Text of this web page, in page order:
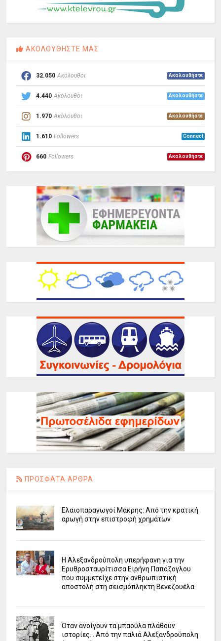
ΑΚΟΛΟΥΘΗΣΤΕ ΜΑΣ
32.050 Ακόλουθοι Ακολουθήστε
4.440 Ακόλουθοι Ακολουθήστε
1.970 Ακόλουθοι Ακολουθήστε
1.610 Followers Connect
660 Followers Ακολουθήστε
ΠΡΟΣΦΑΤΑ ΑΡΘΡΑ
Ελαιοπαραγωγοί Μάκρης: Από την κρατική
αρωγή στην επιστροφή χρημάτων
Η Αλεξανδρούπολη υπερήφανη για την
Ερυθροσταυρίτισσα Ειρήνη Παπάζογλου
που συμμετείχε στην ανθρωπιστική
αποστολή στη σεισμόπληκτη Βενεζουέλα
Όταν ανοίγουν τα μπαούλα πλάθουν
ιστορίες... Από την παλιά Αλεξανδρούπολη